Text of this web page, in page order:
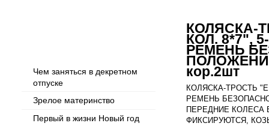
Чем заняться в декретном
отпуске
Зрелое материнство
Первый в жизни Новый год
КОЛЯСКА-
КОЛ. 8*7",
РЕМЕНЬ
кор.2шт
КОЛЯСКА-ТРОСТЬ
РЕМЕНЬ
ПЕРЕДНИЕ КОЛЕСА
ФИКСИРУЮТСЯ,